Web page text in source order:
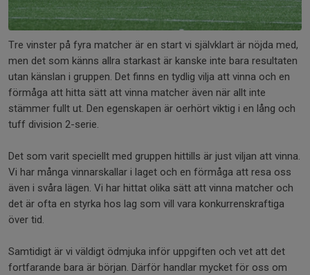
Tre vinster på fyra matcher är en start vi självklart är nöjda med,
men det som känns allra starkast är kanske inte bara resultaten
utan känslan i gruppen. Det finns en tydlig vilja att vinna och en
förmåga att hitta sätt att vinna matcher även när allt inte
stämmer fullt ut. Den egenskapen är oerhört viktig i en lång och
tuff division 2-serie.
Det som varit speciellt med gruppen hittills är just viljan att vinna.
Vi har många vinnarskallar i laget och en förmåga att resa oss
även i svåra lägen. Vi har hittat olika sätt att vinna matcher och
det är ofta en styrka hos lag som vill vara konkurrenskraftiga
över tid.
Samtidigt är vi väldigt ödmjuka inför uppgiften och vet att det
fortfarande bara är början. Därför handlar mycket för oss om